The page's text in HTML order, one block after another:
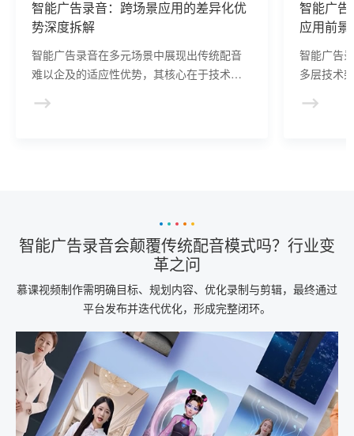
智能广告录音：跨场景应用的差异化优
势深度拆解
智能广告录音在多元场景中展现出传统配音
难以企及的适应性优势，其核心在于技术对
智能广告
应用前景
智能广告
多层技术
智能广告录音会颠覆传统配音模式吗？行业变
革之问
慕课视频制作需明确目标、规划内容、优化录制与剪辑，最终通过
平台发布并迭代优化，形成完整闭环。